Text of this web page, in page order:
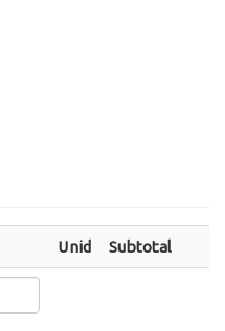
Unid Subtotal